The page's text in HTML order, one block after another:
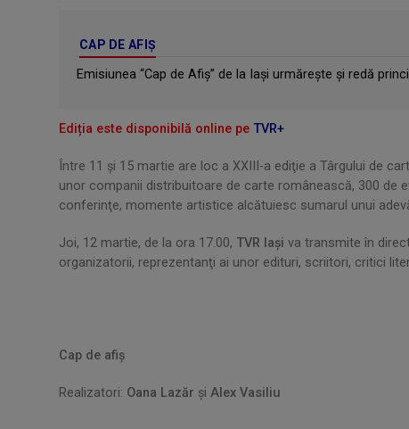
CAP DE AFIȘ
Emisiunea “Cap de Afiş” de la Iaşi urmăreşte şi redă
Ediția este disponibilă online pe TVR+
Între 11 şi 15 martie are loc a XXIII-a ediţie a Târgului de
unor companii distribuitoare de carte românească, 300 de
conferinţe, momente artistice alcătuiesc sumarul unui
Joi, 12 martie, de la ora 17.00, TVR Iaşi va transmite în
organizatorii, reprezentanţi ai unor edituri, scriitori, critici
Cap de afiş
Realizatori: Oana Lazăr şi Alex Vasiliu